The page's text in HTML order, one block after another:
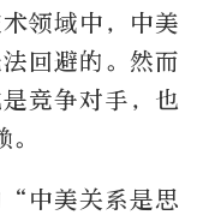
领域中，中美
回避的。然而
竞争对手，也
“中美关系是思